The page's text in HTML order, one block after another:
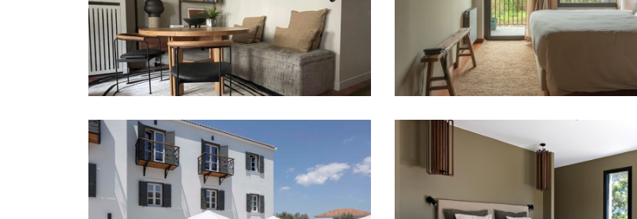
PROFESSIONNEL